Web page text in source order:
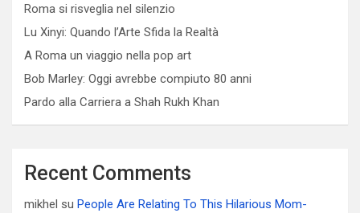
Roma si risveglia nel silenzio
Lu Xinyi: Quando l’Arte Sfida la Realtà
A Roma un viaggio nella pop art
Bob Marley: Oggi avrebbe compiuto 80 anni
Pardo alla Carriera a Shah Rukh Khan
Recent Comments
mikhel su People Are Relating To This Hilarious Mom-